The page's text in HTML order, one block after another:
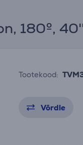
180º,
Tootekood:
Võrdle